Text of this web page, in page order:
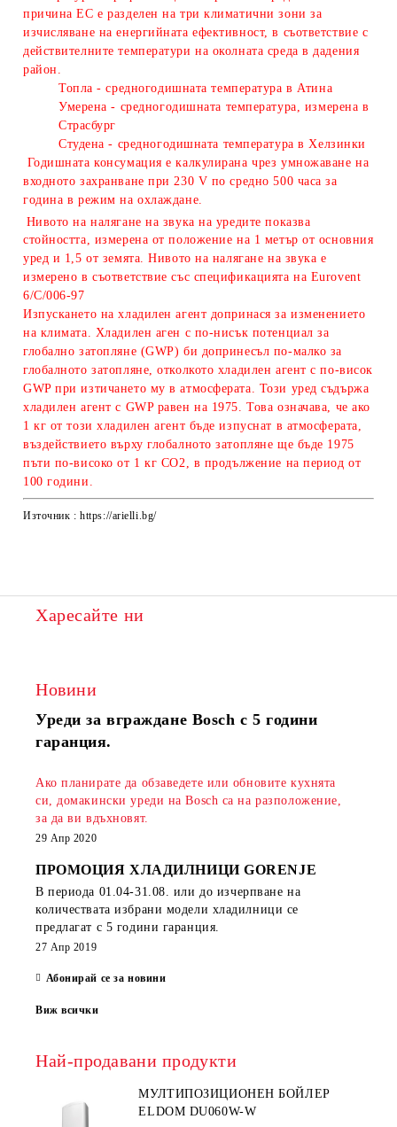
причина ЕС е разделен на три климатични зони за
изчисляване на енергийната ефективност, в съответствие с
действителните температури на околната среда в дадения
район.
Топла - средногодишната температура в Атина
Умерена - средногодишната температура, измерена в
Страсбург
Студена - средногодишната температура в Хелзинки
Годишната консумация е калкулирана чрез умножаване на
входното захранване при 230 V по средно 500 часа за
година в режим на охлаждане.
Нивото на налягане на звука на уредите показва
стойността, измерена от положение на 1 метър от основния
уред и 1,5 от земята. Нивото на налягане на звука е
измерено в съответствие със спецификацията на Eurovent
6/C/006-97
Изпускането на хладилен агент допринася за изменението
на климата. Хладилен аген с по-нисък потенциал за
глобално затопляне (GWP) би допринесъл по-малко за
глобалното затопляне, отколкото хладилен агент с по-висок
GWP при изтичането му в атмосферата. Този уред съдържа
хладилен агент с GWP равeн на 1975. Това означава, че ако
1 кг от този хладилен агент бъде изпуснат в атмосферата,
въздействието върху глобалното затопляне ще бъде 1975
пъти по-високо от 1 кг CO2, в продължение на период от
100 години.
Източник : https://arielli.bg/
Харесайте ни
Новини
Уреди за вграждане Bosch с 5 години
гаранция.
Ако планирате да обзаведете или обновите кухнята
си, домакински уреди на Bosch са на разположение,
за да ви вдъхновят.
29 Апр 2020
ПРОМОЦИЯ ХЛАДИЛНИЦИ GORENJE
В периода 01.04-31.08. или до изчерпване на
количествата избрани модели хладилници се
предлагат с 5 години гаранция.
27 Апр 2019
Абонирай се за новини
Виж всички
Най-продавани продукти
МУЛТИПОЗИЦИОНЕН БОЙЛЕР
ELDOM DU060W-W